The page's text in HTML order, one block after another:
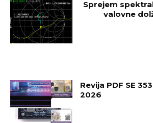
Sprejem
valovne
Revija PDF SE
2026